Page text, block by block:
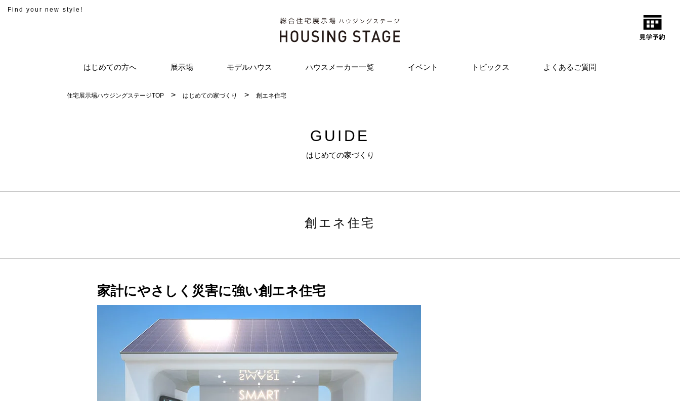
Find your new style!
はじめての方へ 展示場 モデルハウス ハウスメーカー一覧 イベント トピックス よくあるご質問
住宅展示場ハウジングステージTOP はじめての家づくり 創エネ住宅
GUIDE
はじめての家づくり
創エネ住宅
家計にやさしく災害に強い創エネ住宅